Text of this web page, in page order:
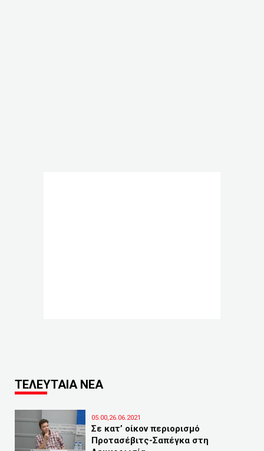
ΤΕΛΕΥΤΑΙΑ ΝΕΑ
05:00,26.06.2021
Σε κατ’ οίκον περιορισμό
Προτασέβιτς-Σαπέγκα στη